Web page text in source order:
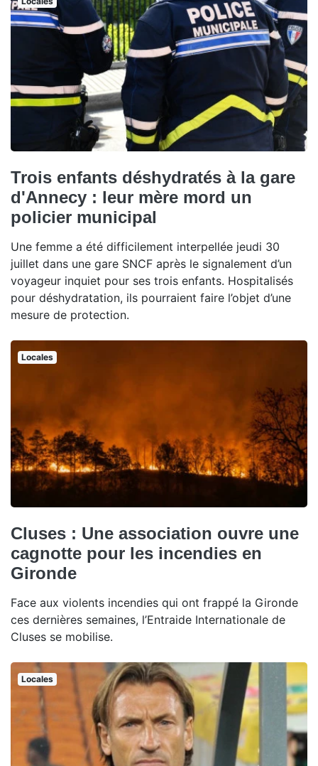
Trois enfants déshydratés à la gare
d'Annecy : leur mère mord un
policier municipal
Une femme a été difficilement interpellée jeudi 30
juillet dans une gare SNCF après le signalement d’un
voyageur inquiet pour ses trois enfants. Hospitalisés
pour déshydratation, ils pourraient faire l’objet d’une
mesure de protection.
Locales
Cluses : Une association ouvre une
cagnotte pour les incendies en
Gironde
Face aux violents incendies qui ont frappé la Gironde
ces dernières semaines, l’Entraide Internationale de
Cluses se mobilise.
Locales